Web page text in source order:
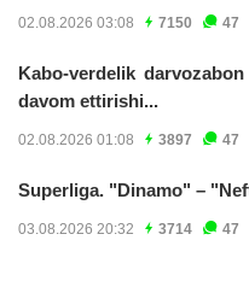
02.08.2026 03:08 7150 47
Kabo-verdelik
davom ettirishi...
02.08.2026 01:08 3897 47
Superliga. "Dinamo" –
03.08.2026 20:32 3714 47